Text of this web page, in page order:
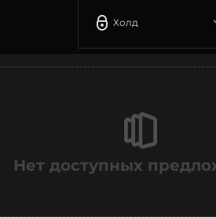
Холд
Нет доступных